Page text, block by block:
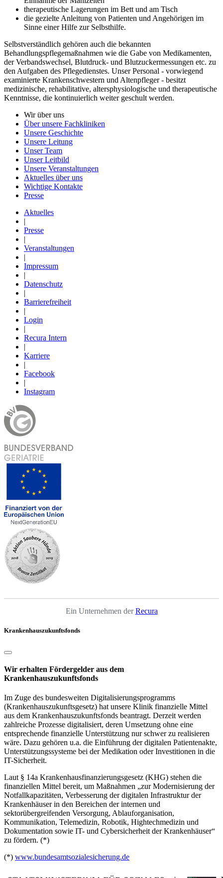
therapeutische Lagerungen im Bett und am Tisch
die gezielte Anleitung von Patienten und Angehörigen im
Sinne einer Hilfe zur Selbsthilfe.
Selbstverständlich gehören auch die bekannten
Behandlungspflegemaßnahmen wie die Gabe von Medikamenten,
der Verbandswechsel, Blutdruck- und Blutzuckermessungen etc. zu
den Aufgaben des Pflegedienstes. Unser Personal - vorwiegend
examinierte Krankenschwestern und Altenpfleger - besitzt
medizinische, rehabilitative, altersphysiologische und therapeutische
Kenntnisse, die kontinuierlich weiter geschult werden.
Wir über uns
Über unsere Fachkliniken
Unsere Geschichte
Unsere Leitung
Unser Team
Unser Leitbild
Unsere Veranstaltungen
Aktuelles über uns
Wichtige Kontakte
Presse
Aktuelles
|
Presse
|
Veranstaltungen
|
Impressum
|
Datenschutz
|
Barrierefreiheit
|
Login
|
Recura Intern
|
Karriere
|
Facebook
|
Instagram
Ein Unternehmen derRecura
Krankenhauszukunftsfonds
Wir erhalten Fördergelder aus dem
Krankenhauszukunftsfonds
Im Zuge des bundesweiten Digitalisierungsprogramms
(Krankenhauszukunftsgesetz) hat unsere Klinik finanzielle Mittel
aus dem Krankenhauszukunftsfonds beantragt. Derzeit werden
zahlreiche Prozesse digitalisiert, deren Umsetzung ohne eine
entsprechende finanzielle Unterstützung nur schwer zu realisieren
wäre. Dazu gehören u.a. die Einführung der digitalen Patientenakte,
Unterstützungssysteme bei der Medikation oder Investitionen in die
IT-Sicherheit.
Laut § 14a Krankenhausfinanzierungsgesetz (KHG) stehen die
finanziellen Mittel bereit, um Maßnahmen „zur Modernisierung der
Notfallkapazitäten, Verbesserung der digitalen Infrastruktur der
Krankenhäuser in den Bereichen der internen und
sektorübergreifenden Versorgung, Ablauforganisation,
Kommunikation, Telemedizin, Robotik, Hightechmedizin und
Dokumentation sowie IT- und Cybersicherheit der Krankenhäuser“
zu fördern. (*)
(*) www.bundesamtsozialesicherung.de